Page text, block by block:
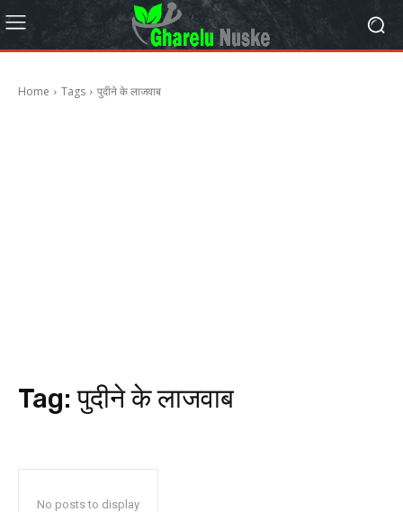
Home Tags पुदीने के लाजवाब
Tag:पुदीने के लाजवाब
No posts to display